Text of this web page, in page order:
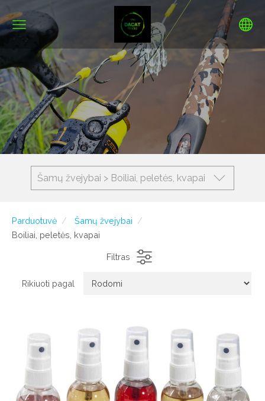
Šamų žvejybai > Boiliai, peletės, kvapai
Parduotuvė
Šamų žvejybai
Boiliai, peletės, kvapai
Filtras
Rikiuoti pagal